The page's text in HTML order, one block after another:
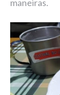
maneiras.